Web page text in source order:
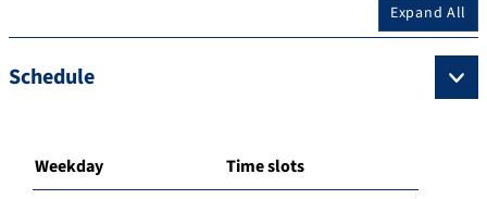
Expand All
Schedule
Weekday Time slots